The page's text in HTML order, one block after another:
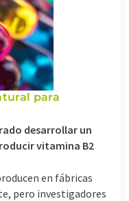
para
desarrollar un
vitamina B2
en fábricas
pero investigadores